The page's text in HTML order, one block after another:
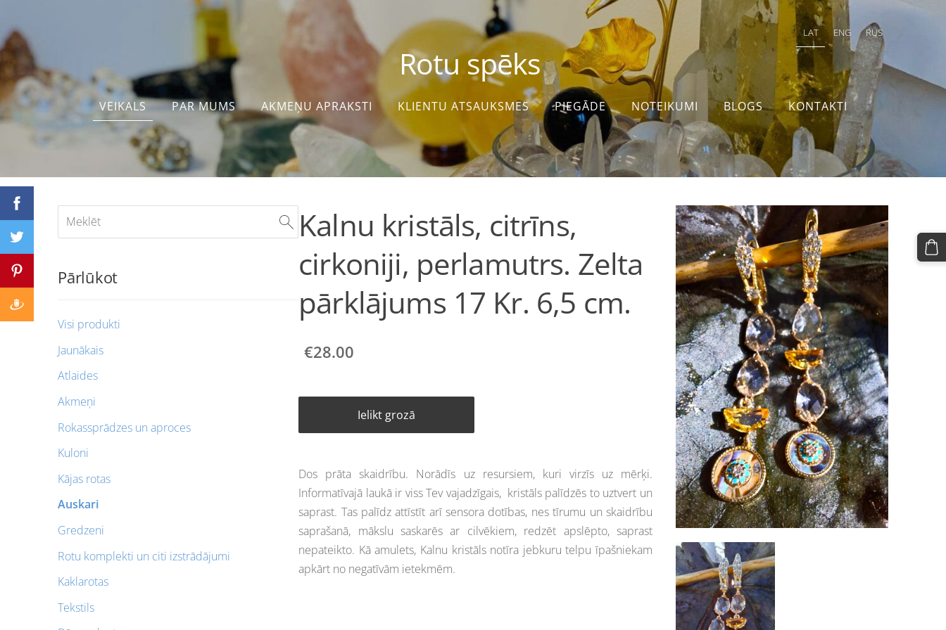
LAT ENG RUS
Rotu spēks
VEIKALS PAR MUMS AKMEŅU APRAKSTI KLIENTU ATSAUKSMES PIEGĀDE NOTEIKUMI BLOGS KONTAKTI
Pārlūkot
Visi produkti
Jaunākais
Atlaides
Akmeņi
Rokassprādzes un aproces
Kuloni
Kājas rotas
Auskari
Gredzeni
Rotu komplekti un citi izstrādājumi
Kaklarotas
Tekstils
Kalnu kristāls, citrīns,
cirkoniji, perlamutrs. Zelta
pārklājums 17 Kr. 6,5 cm.
€28.00
Ielikt grozā
Dos prāta skaidrību. Norādīs uz resursiem, kuri virzīs uz mērķi.
Informatīvajā laukā ir viss Tev vajadzīgais, kristāls palīdzēs to uztvert un
saprast. Tas palīdz attīstīt arī sensora dotības, nes tīrumu un skaidrību
saprašanā, mākslu saskarēs ar cilvēkiem, redzēt apslēpto, saprast
nepateikto. Kā amulets, Kalnu kristāls notīra jebkuru telpu īpašniekam
apkārt no negatīvām ietekmēm.